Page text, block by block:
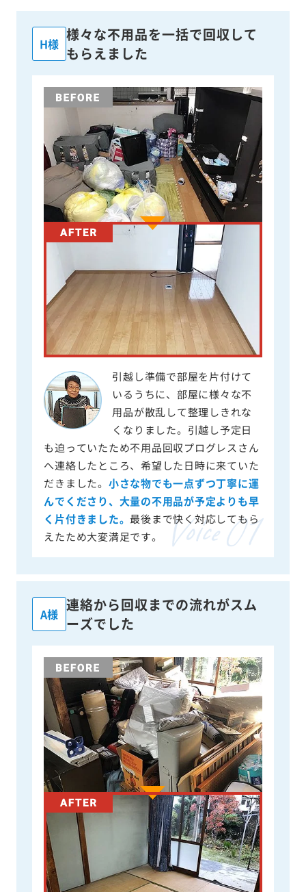
H様
様々な不用品を一括で回収して
もらえました
引越し準備で部屋を片付けて
いるうちに、部屋に様々な不
用品が散乱して整理しきれな
くなりました。引越し予定日
も迫っていたため不用品回収プログレスさん
へ連絡したところ、希望した日時に来ていた
だきました。 小さな物でも一点ずつ丁寧に運
んでくださり、大量の不用品が予定よりも早
く片付きました。 最後まで快く対応してもら
えたため大変満足です。
A様
連絡から回収までの流れがスム
ーズでした